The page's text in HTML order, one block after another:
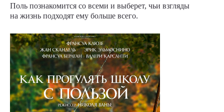
Поль познакомится со всеми и выберет, чьи взгляды
на жизнь подходят ему больше всего.